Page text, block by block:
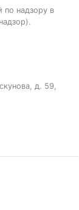
надзору в
д. 59,